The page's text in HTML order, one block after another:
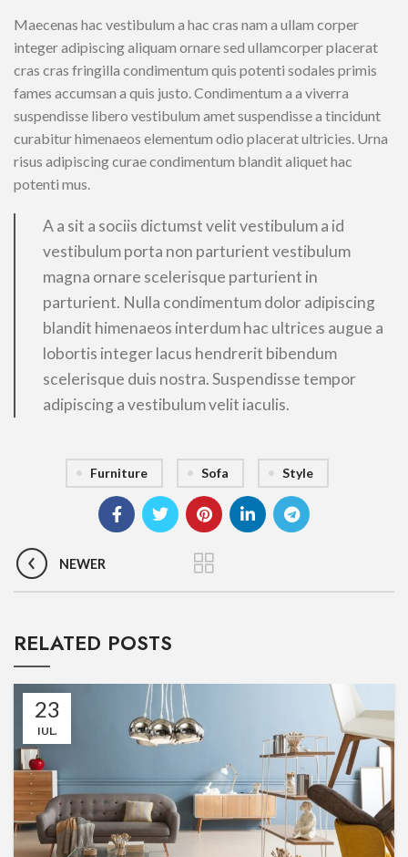
Maecenas hac vestibulum a hac cras nam a ullam corper
integer adipiscing aliquam ornare sed ullamcorper placerat
cras cras fringilla condimentum quis potenti sodales primis
fames accumsan a quis justo. Condimentum a a viverra
suspendisse libero vestibulum amet suspendisse a tincidunt
curabitur himenaeos elementum odio placerat ultricies. Urna
risus adipiscing curae condimentum blandit aliquet hac
potenti mus.
A a sit a sociis dictumst velit vestibulum a id
vestibulum porta non parturient vestibulum
magna ornare scelerisque parturient in
parturient. Nulla condimentum dolor adipiscing
blandit himenaeos interdum hac ultrices augue a
lobortis integer lacus hendrerit bibendum
scelerisque duis nostra. Suspendisse tempor
adipiscing a vestibulum velit iaculis.
Furniture Sofa Style
NEWER
RELATED POSTS
23
IUL.